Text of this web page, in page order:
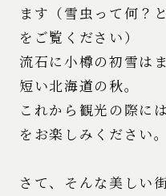
ます（雪虫って何？
をご覧ください）
流石に小樽の初雪は
短い北海道の秋。
これから観光の際に
をお楽しみください。
さて、そんな美しい